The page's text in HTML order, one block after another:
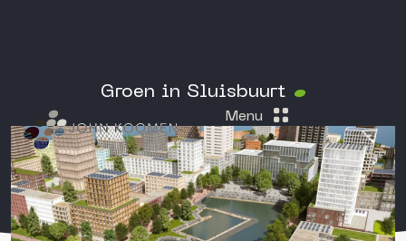
Menu
Groen in Sluisbuurt